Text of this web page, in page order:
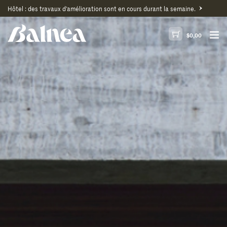
Hôtel : des travaux d'amélioration sont en cours durant la semaine.
$0,00